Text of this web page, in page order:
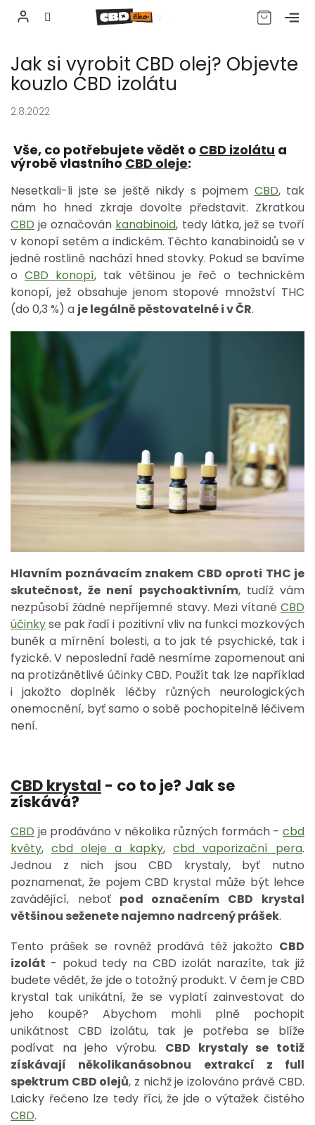
obsah
CZK
Jak si vyrobit CBD olej? Objevte
kouzlo CBD izolátu
2.8.2022
Vše, co potřebujete vědět o CBD izolátu a
výrobě vlastního CBD oleje:
Nesetkali-li jste se ještě nikdy s pojmem CBD, tak
nám ho hned zkraje dovolte představit. Zkratkou
CBD je označován kanabinoid, tedy látka, jež se tvoří
v konopí setém a indickém. Těchto kanabinoidů se v
jedné rostlině nachází hned stovky. Pokud se bavíme
o CBD konopí, tak většinou je řeč o technickém
konopí, jež obsahuje jenom stopové množství THC
(do 0,3 %) a je legálně pěstovatelné i v ČR.
Hlavním poznávacím znakem CBD oproti THC je
skutečnost, že není psychoaktivním, tudíž vám
nezpůsobí žádné nepříjemné stavy. Mezi vítané CBD
účinkyse pak řadí i pozitivní vliv na funkci mozkových
buněk a mírnění bolesti, a to jak té psychické, tak i
fyzické. V neposlední řadě nesmíme zapomenout ani
na protizánětlivé účinky CBD. Použít tak lze například
i jakožto doplněk léčby různých neurologických
onemocnění, byť samo o sobě pochopitelně léčivem
není.
CBD krystal - co to je? Jak se
získává?
CBD je prodáváno v několika různých formách - cbd
květy, cbd oleje a kapky, cbd vaporizační pera.
Jednou z nich jsou CBD krystaly, byť nutno
poznamenat, že pojem CBD krystal může být lehce
zavádějící, neboťpod označením CBD krystal
většinou seženete najemno nadrcený prášek.
Tento prášek se rovněž prodává též jakožto CBD
izolát - pokud tedy na CBD izolát narazíte, tak již
budete vědět, že jde o totožný produkt. V čem je CBD
krystal tak unikátní, že se vyplatí zainvestovat do
jeho koupě? Abychom mohli plně pochopit
unikátnost CBD izolátu, tak je potřeba se blíže
podívat na jeho výrobu. CBD krystaly se totiž
získávají několikanásobnou extrakcí z full
spektrum CBD olejů, z nichž je izolováno právě CBD.
Laicky řečeno lze tedy říci, že jde o výtažek čistého
CBD.